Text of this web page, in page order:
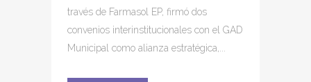
través de Farmasol EP, firmó dos
convenios interinstitucionales con el GAD
Municipal como alianza estratégica,...